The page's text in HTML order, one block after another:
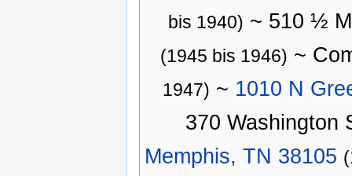
bis 1940) ~ 510 ½
(1945 bis 1946) ~
1947) ~ 1010 N
370 Washington
Memphis, TN 38105